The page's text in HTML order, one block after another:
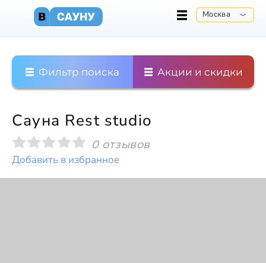
Москва
Фильтр поиска Акции и скидки
Сауна Rest studio
0 отзывов
Добавить в избранное